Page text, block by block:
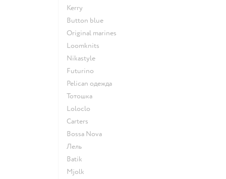
Kerry
Button blue
Original marines
Loomknits
Nikastyle
Futurino
Pelican одежда
Тотошка
Loloclo
Сarters
Bossa Nova
Лель
Batik
Mjolk